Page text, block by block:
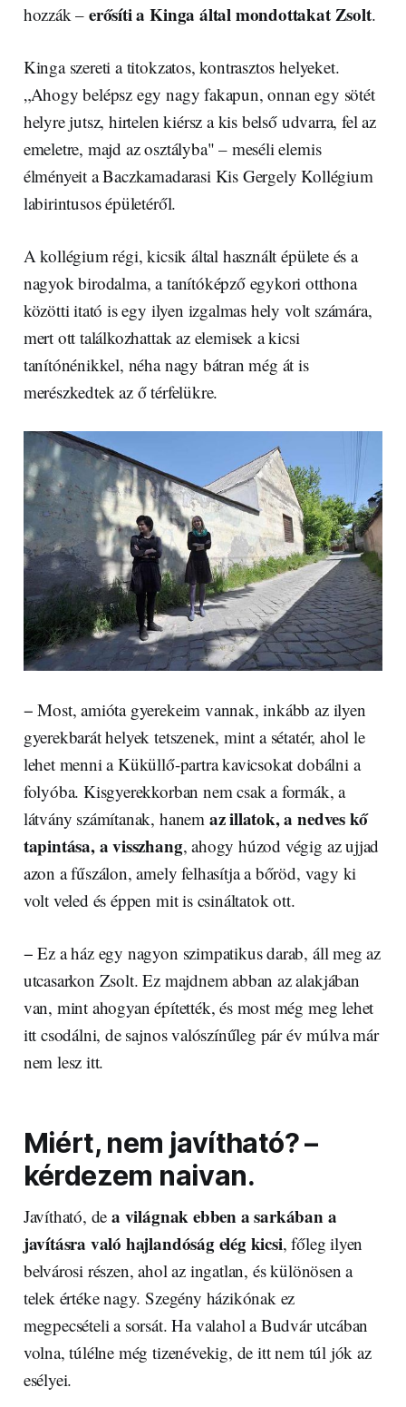
hozzák – erősíti a Kinga által mondottakat Zsolt.
Kinga szereti a titokzatos, kontrasztos helyeket.
„Ahogy belépsz egy nagy fakapun, onnan egy sötét
helyre jutsz, hirtelen kiérsz a kis belső udvarra, fel az
emeletre, majd az osztályba" – meséli elemis
élményeit a Baczkamadarasi Kis Gergely Kollégium
labirintusos épületéről.
A kollégium régi, kicsik által használt épülete és a
nagyok birodalma, a tanítóképző egykori otthona
közötti itató is egy ilyen izgalmas hely volt számára,
mert ott találkozhattak az elemisek a kicsi
tanítónénikkel, néha nagy bátran még át is
merészkedtek az ő térfelükre.
− Most, amióta gyerekeim vannak, inkább az ilyen
gyerekbarát helyek tetszenek, mint a sétatér, ahol le
lehet menni a Küküllő-partra kavicsokat dobálni a
folyóba. Kisgyerekkorban nem csak a formák, a
látvány számítanak, hanem az illatok, a nedves kő
tapintása, a visszhang, ahogy húzod végig az ujjad
azon a fűszálon, amely felhasítja a bőröd, vagy ki
volt veled és éppen mit is csináltatok ott.
− Ez a ház egy nagyon szimpatikus darab, áll meg az
utcasarkon Zsolt. Ez majdnem abban az alakjában
van, mint ahogyan építették, és most még meg lehet
itt csodálni, de sajnos valószínűleg pár év múlva már
nem lesz itt.
Miért, nem javítható? –
kérdezem naivan.
Javítható, dea világnak ebben a sarkában a
javításra való hajlandóság elég kicsi, főleg ilyen
belvárosi részen, ahol az ingatlan, és különösen a
telek értéke nagy. Szegény házikónak ez
megpecsételi a sorsát. Ha valahol a Budvár utcában
volna, túlélne még tizenévekig, de itt nem túl jók az
esélyei.